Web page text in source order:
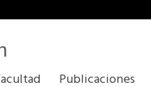
Publicaciones